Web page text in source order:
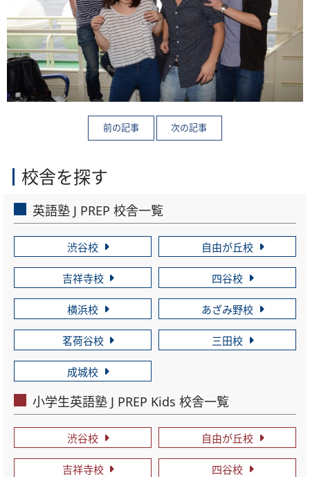
校舎を探す
英語塾 J PREP 校舎一覧
渋谷校 自由が丘校
吉祥寺校 四谷校
横浜校 あざみ野校
茗荷谷校 三田校
成城校
小学生英語塾 J PREP Kids 校舎一覧
渋谷校 自由が丘校
吉祥寺校 四谷校